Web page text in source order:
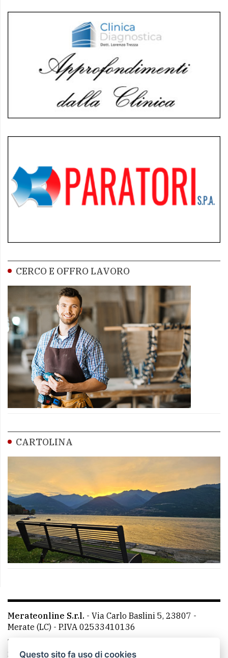
CERCO E OFFRO LAVORO
CARTOLINA
Merateonline S.r.l. - Via Carlo Baslini 5, 23807 -
Merate (LC) - P.IVA 02533410136
Telefono:
mail: redazione@leccoonline.com
Questo sito fa uso di cookies